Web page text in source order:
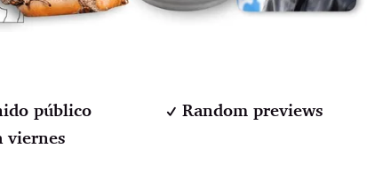
público
viernes
Random previews